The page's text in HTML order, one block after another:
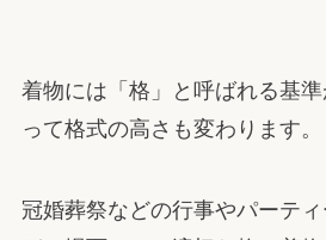
着物には「格」と呼ばれる基
って格式の高さも変わります。
冠婚葬祭などの行事やパーテ